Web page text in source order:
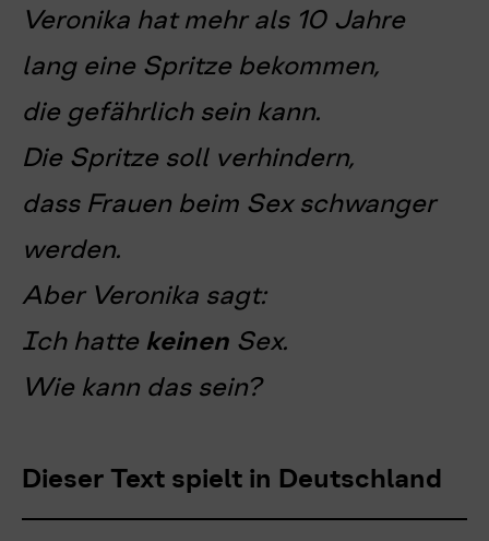
Veronika hat mehr als 10 Jahre
lang eine Spritze bekommen,
die gefährlich sein kann.
Die Spritze soll verhindern,
dass Frauen beim Sex schwanger
werden.
Aber Veronika sagt:
Ich hatte keinen Sex.
Wie kann das sein?
Dieser Text spielt in Deutschland